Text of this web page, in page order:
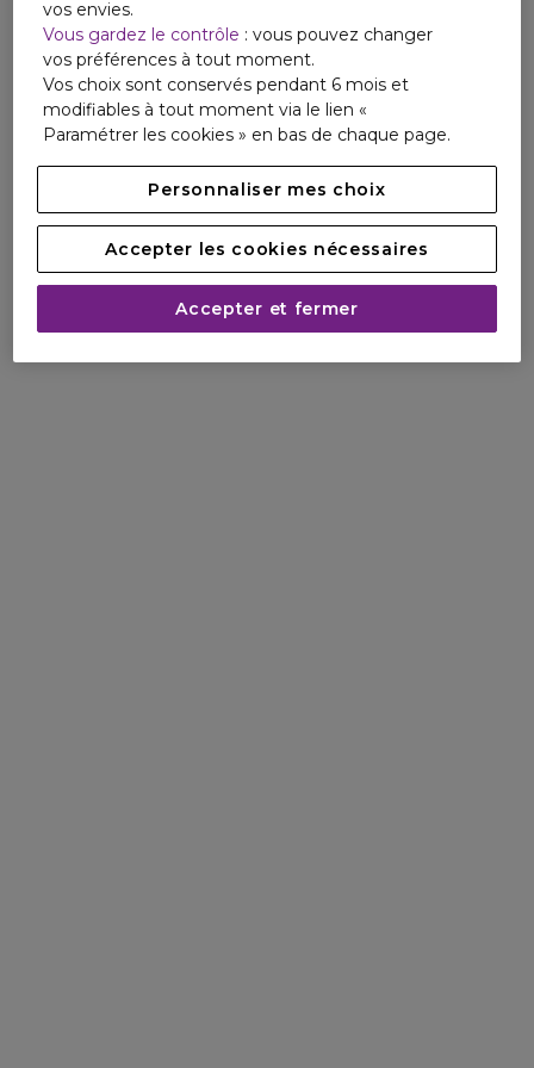
Ombré Leather est un parfum
profondément texturé qui vous
imprime une sensualité tactile.
Il permet de se sentir différent, beau
et désiré. Découvrez les
deux intensités Ombré Leather
vos envies.
Vous gardez le contrôle : vous pouvez changer
vos préférences à tout moment.
Vos choix sont conservés pendant 6 mois et
modifiables à tout moment via le lien «
Paramétrer les cookies » en bas de chaque page.
Personnaliser mes choix
Accepter les cookies nécessaires
Accepter et fermer